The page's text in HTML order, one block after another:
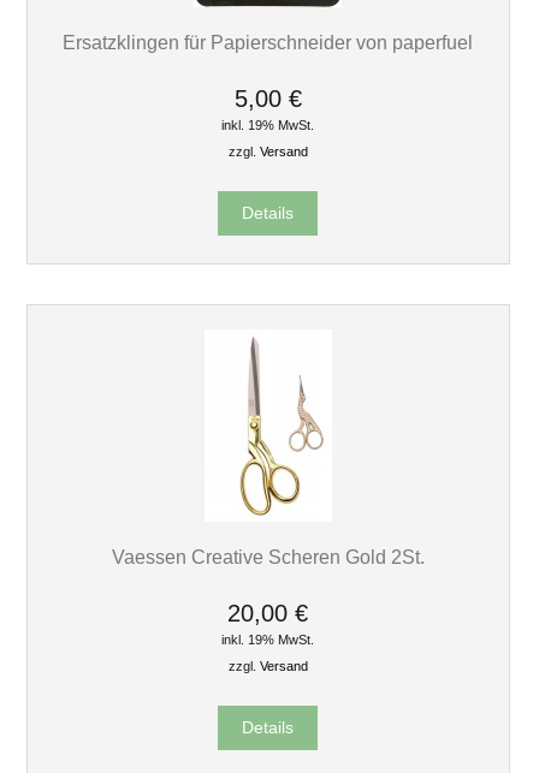
Ersatzklingen für Papierschneider von paperfuel
5,00 €
inkl. 19% MwSt.
zzgl. Versand
Details
Vaessen Creative Scheren Gold 2St.
20,00 €
inkl. 19% MwSt.
zzgl. Versand
Details